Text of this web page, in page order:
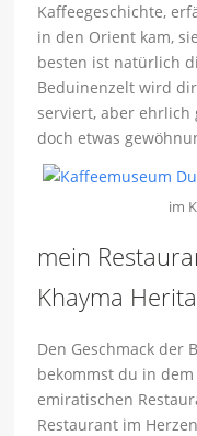
Kaffeegeschichte,
in den Orient kam,
besten ist natürlich
Beduinenzelt wird
serviert, aber ehrlich
doch etwas
im
mein
Khayma
Den Geschmack der
bekommst du in
emiratischen
Restaurant im